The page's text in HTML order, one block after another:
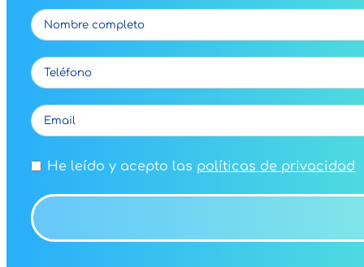
He leído y acepto las políticas de privacidad